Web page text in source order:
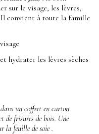
sur le visage, les lèvres,
Il convient à toute la famille
hydrater les lèvres sèches
un coffret en carton
de frisures de bois. Une
la feuille de soie .